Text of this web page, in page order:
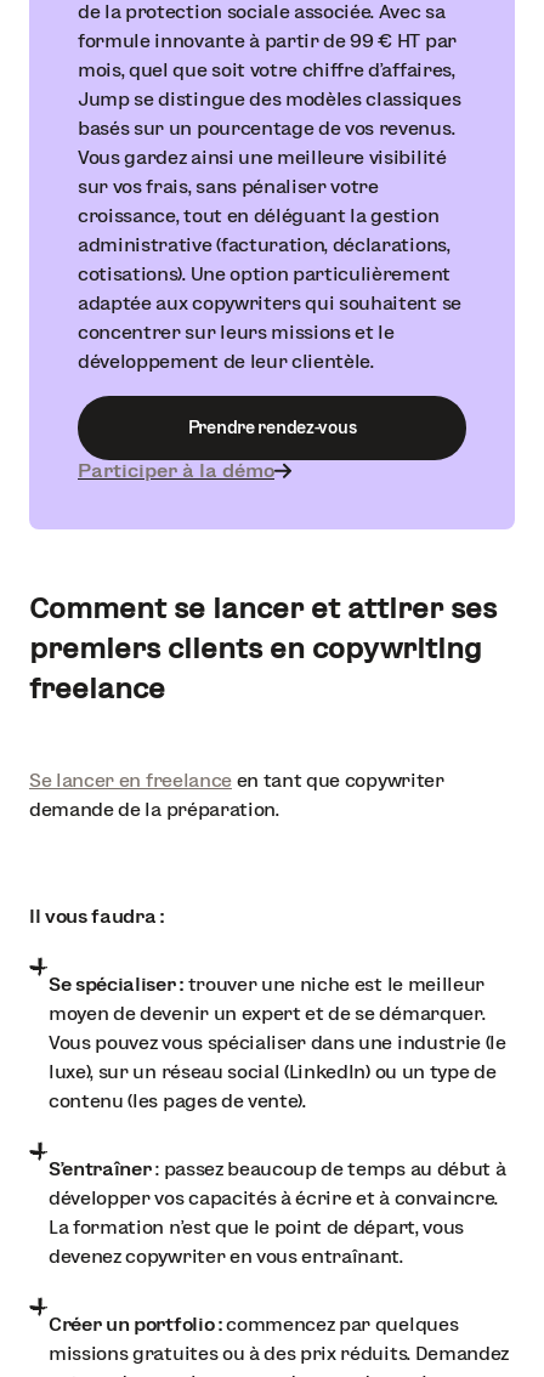
de la protection sociale associée. Avec sa
formule innovante à partir de 99 € HT par
mois, quel que soit votre chiffre d’affaires,
Jump se distingue des modèles classiques
basés sur un pourcentage de vos revenus.
Vous gardez ainsi une meilleure visibilité
sur vos frais, sans pénaliser votre
croissance, tout en déléguant la gestion
administrative (facturation, déclarations,
cotisations). Une option particulièrement
adaptée aux copywriters qui souhaitent se
concentrer sur leurs missions et le
développement de leur clientèle.
Prendre rendez-vous
Participer à la démo
Comment se lancer et attirer ses
premiers clients en copywriting
freelance
Se lancer en freelanceen tant que copywriter
demande de la préparation.
Il vous faudra :
Se spécialiser :trouver une niche est le meilleur
moyen de devenir un expert et de se démarquer.
Vous pouvez vous spécialiser dans une industrie (le
luxe), sur un réseau social (LinkedIn) ou un type de
contenu (les pages de vente).
S'entraîner: passez beaucoup de temps au début à
développer vos capacités à écrire et à convaincre.
La formation n’est que le point de départ, vous
devenez copywriter en vous entraînant.
Créer un portfolio :commencez par quelques
missions gratuites ou à des prix réduits. Demandez